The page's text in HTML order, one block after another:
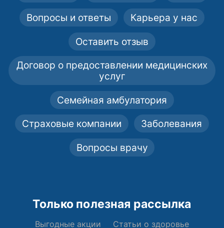
Вопросы и ответы Карьера у нас
Оставить отзыв
Договор о предоставлении медицинских
услуг
Семейная амбулатория
Страховые компании Заболевания
Вопросы врачу
Только полезная рассылка
Выгодные акции Статьи о здоровье